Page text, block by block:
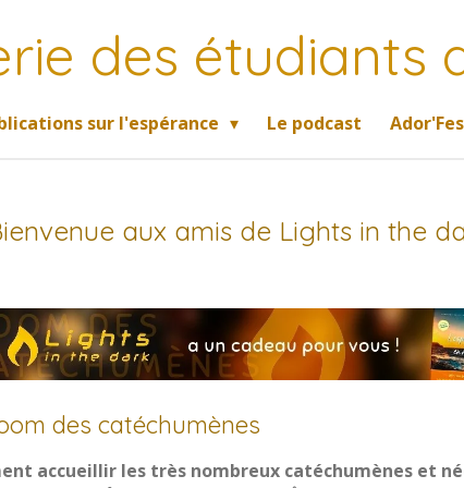
des étudiants
sur l'espérance Le podcast
aux amis de Lights in the
des catéchumènes
accueillir les très nombreux catéchumènes et